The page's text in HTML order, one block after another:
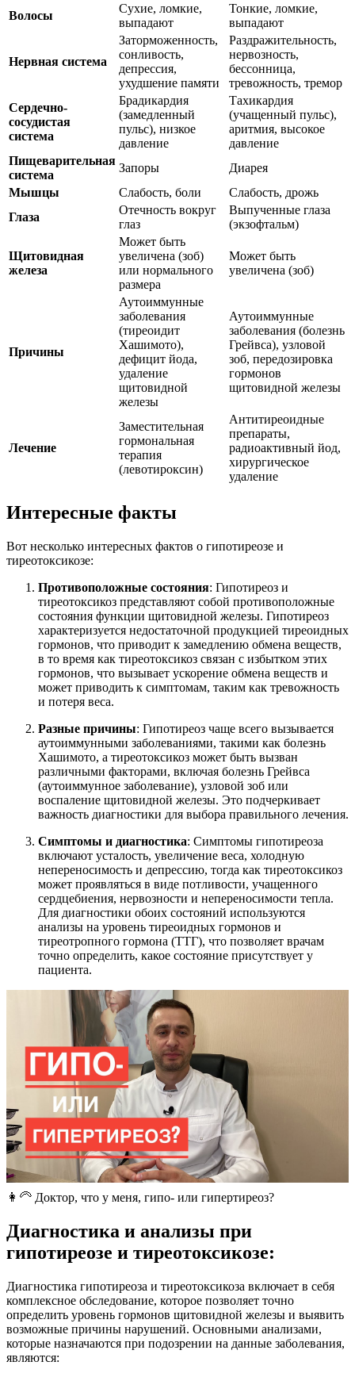
Волосы
Сухие, ломкие,
выпадают
Тонкие, ломкие,
выпадают
Нервная система
Заторможенность,
сонливость,
депрессия,
ухудшение памяти
Раздражительность,
нервозность,
бессонница,
тревожность, тремор
Сердечно-
сосудистая
система
Брадикардия
(замедленный
пульс), низкое
давление
Тахикардия
(учащенный пульс),
аритмия, высокое
давление
Пищеварительная
система
Запоры
Диарея
Мышцы
Слабость, боли
Слабость, дрожь
Глаза
Отечность вокруг
глаз
Выпученные глаза
(экзофтальм)
Щитовидная
железа
Может быть
увеличена (зоб)
или нормального
размера
Может быть
увеличена (зоб)
Причины
Аутоиммунные
заболевания
(тиреоидит
Хашимото),
дефицит йода,
удаление
щитовидной
железы
Аутоиммунные
заболевания (болезнь
Грейвса), узловой
зоб, передозировка
гормонов
щитовидной железы
Лечение
Заместительная
гормональная
терапия
(левотироксин)
Антитиреоидные
препараты,
радиоактивный йод,
хирургическое
удаление
Интересные факты
Вот несколько интересных фактов о гипотиреозе и
тиреотоксикозе:
Противоположные состояния: Гипотиреоз и
тиреотоксикоз представляют собой противоположные
состояния функции щитовидной железы. Гипотиреоз
характеризуется недостаточной продукцией тиреоидных
гормонов, что приводит к замедлению обмена веществ,
в то время как тиреотоксикоз связан с избытком этих
гормонов, что вызывает ускорение обмена веществ и
может приводить к симптомам, таким как тревожность
и потеря веса.
Разные причины: Гипотиреоз чаще всего вызывается
аутоиммунными заболеваниями, такими как болезнь
Хашимото, а тиреотоксикоз может быть вызван
различными факторами, включая болезнь Грейвса
(аутоиммунное заболевание), узловой зоб или
воспаление щитовидной железы. Это подчеркивает
важность диагностики для выбора правильного лечения.
Симптомы и диагностика: Симптомы гипотиреоза
включают усталость, увеличение веса, холодную
непереносимость и депрессию, тогда как тиреотоксикоз
может проявляться в виде потливости, учащенного
сердцебиения, нервозности и непереносимости тепла.
Для диагностики обоих состояний используются
анализы на уровень тиреоидных гормонов и
тиреотропного гормона (ТТГ), что позволяет врачам
точно определить, какое состояние присутствует у
пациента.
👩‍🦳 Доктор, что у меня, гипо- или гипертиреоз?
Диагностика и анализы при
гипотиреозе и тиреотоксикозе:
Диагностика гипотиреоза и тиреотоксикоза включает в себя
комплексное обследование, которое позволяет точно
определить уровень гормонов щитовидной железы и выявить
возможные причины нарушений. Основными анализами,
которые назначаются при подозрении на данные заболевания,
являются: